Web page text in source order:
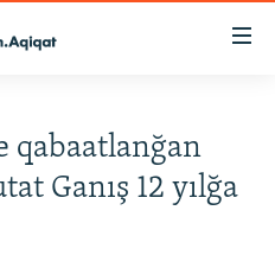
qabaatlanğan
Ganış 12 yılğa